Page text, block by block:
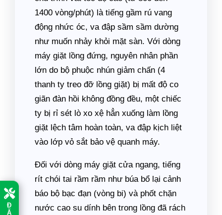
Đ
Ặ
1400 vòng/phút) là tiếng gầm rú vang
động nhức óc, va đập sầm sầm dường
như muốn nhảy khỏi mặt sàn. Với dòng
máy giặt lồng đứng, nguyên nhân phần
lớn do bộ phuộc nhún giảm chấn (4
thanh ty treo đỡ lồng giặt) bị mất độ co
giãn đàn hồi không đồng đều, một chiếc
ty bị rỉ sét lò xo xệ hẳn xuống làm lồng
giặt lệch tâm hoàn toàn, va đập kịch liệt
vào lớp vỏ sắt bảo vệ quanh máy.
Đối với dòng máy giặt cửa ngang, tiếng
rít chói tai rầm rầm như búa bổ lại cảnh
báo bộ bạc đạn (vòng bi) và phốt chặn
nước cao su dính bên trong lồng đã rách